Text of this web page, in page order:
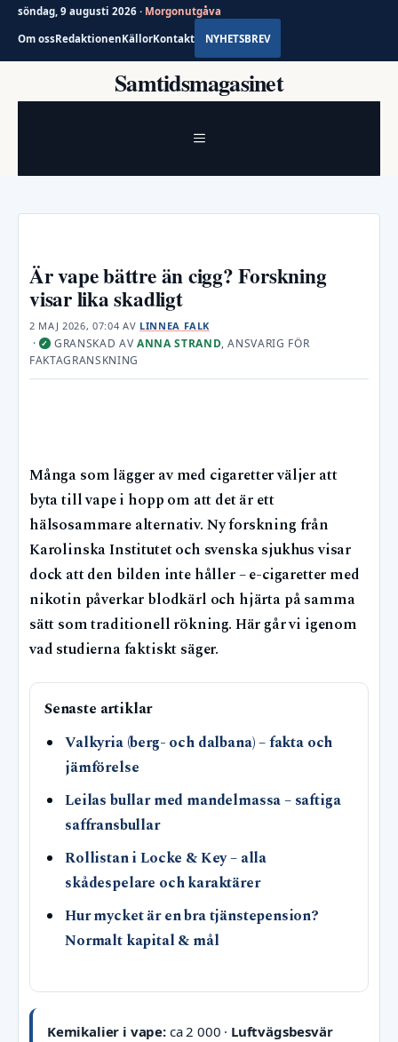
söndag, 9 augusti 2026 · Morgonutgåva
Om ossRedaktionenKällorKontakt NYHETSBREV
Samtidsmagasinet
MENY
Är vape bättre än cigg? Forskning
visar lika skadligt
2 MAJ 2026, 07:04 AV LINNEA FALK
· ✓ GRANSKAD AV ANNA STRAND, ANSVARIG FÖR
FAKTAGRANSKNING
Många som lägger av med cigaretter väljer att
byta till vape i hopp om att det är ett
hälsosammare alternativ. Ny forskning från
Karolinska Institutet och svenska sjukhus visar
dock att den bilden inte håller – e-cigaretter med
nikotin påverkar blodkärl och hjärta på samma
sätt som traditionell rökning. Här går vi igenom
vad studierna faktiskt säger.
Senaste artiklar
Valkyria (berg- och dalbana) – fakta och
jämförelse
Leilas bullar med mandelmassa – saftiga
saffransbullar
Rollistan i Locke & Key – alla
skådespelare och karaktärer
Hur mycket är en bra tjänstepension?
Normalt kapital & mål
Kemikalier i vape:ca 2 000 · Luftvägsbesvär